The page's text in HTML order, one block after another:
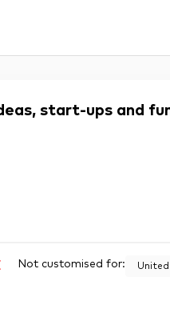
start-ups and
Not customised for: